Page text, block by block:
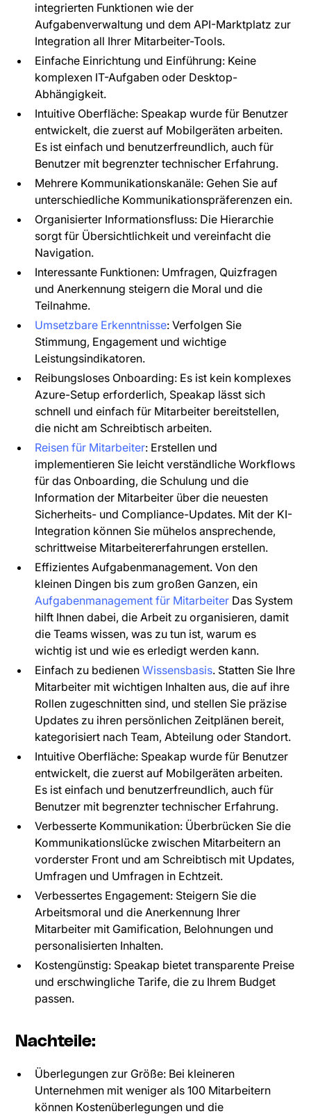
integrierten Funktionen wie der
Aufgabenverwaltung und dem API-Marktplatz zur
Integration all Ihrer Mitarbeiter-Tools.
Einfache Einrichtung und Einführung: Keine
komplexen IT-Aufgaben oder Desktop-
Abhängigkeit.
Intuitive Oberfläche: Speakap wurde für Benutzer
entwickelt, die zuerst auf Mobilgeräten arbeiten.
Es ist einfach und benutzerfreundlich, auch für
Benutzer mit begrenzter technischer Erfahrung.
Mehrere Kommunikationskanäle: Gehen Sie auf
unterschiedliche Kommunikationspräferenzen ein.
Organisierter Informationsfluss: Die Hierarchie
sorgt für Übersichtlichkeit und vereinfacht die
Navigation.
Interessante Funktionen: Umfragen, Quizfragen
und Anerkennung steigern die Moral und die
Teilnahme.
Umsetzbare Erkenntnisse: Verfolgen Sie
Stimmung, Engagement und wichtige
Leistungsindikatoren.
Reibungsloses Onboarding: Es ist kein komplexes
Azure-Setup erforderlich, Speakap lässt sich
schnell und einfach für Mitarbeiter bereitstellen,
die nicht am Schreibtisch arbeiten.
Reisen für Mitarbeiter: Erstellen und
implementieren Sie leicht verständliche Workflows
für das Onboarding, die Schulung und die
Information der Mitarbeiter über die neuesten
Sicherheits- und Compliance-Updates. Mit der KI-
Integration können Sie mühelos ansprechende,
schrittweise Mitarbeitererfahrungen erstellen.
Effizientes Aufgabenmanagement. Von den
kleinen Dingen bis zum großen Ganzen, ein
Aufgabenmanagement für Mitarbeiter Das System
hilft Ihnen dabei, die Arbeit zu organisieren, damit
die Teams wissen, was zu tun ist, warum es
wichtig ist und wie es erledigt werden kann.
Einfach zu bedienenWissensbasis. Statten Sie Ihre
Mitarbeiter mit wichtigen Inhalten aus, die auf ihre
Rollen zugeschnitten sind, und stellen Sie präzise
Updates zu ihren persönlichen Zeitplänen bereit,
kategorisiert nach Team, Abteilung oder Standort.
Intuitive Oberfläche: Speakap wurde für Benutzer
entwickelt, die zuerst auf Mobilgeräten arbeiten.
Es ist einfach und benutzerfreundlich, auch für
Benutzer mit begrenzter technischer Erfahrung.
Verbesserte Kommunikation: Überbrücken Sie die
Kommunikationslücke zwischen Mitarbeitern an
vorderster Front und am Schreibtisch mit Updates,
Umfragen und Umfragen in Echtzeit.
Verbessertes Engagement: Steigern Sie die
Arbeitsmoral und die Anerkennung Ihrer
Mitarbeiter mit Gamification, Belohnungen und
personalisierten Inhalten.
Kostengünstig: Speakap bietet transparente Preise
und erschwingliche Tarife, die zu Ihrem Budget
passen.
Nachteile:
Überlegungen zur Größe: Bei kleineren
Unternehmen mit weniger als 100 Mitarbeitern
können Kostenüberlegungen und die